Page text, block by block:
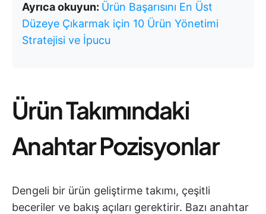
Ayrıca okuyun: Ürün Başarısını En Üst
Düzeye Çıkarmak için 10 Ürün Yönetimi
Stratejisi ve İpucu
Ürün Takımındaki
Anahtar Pozisyonlar
Dengeli bir ürün geliştirme takımı, çeşitli
beceriler ve bakış açıları gerektirir. Bazı anahtar